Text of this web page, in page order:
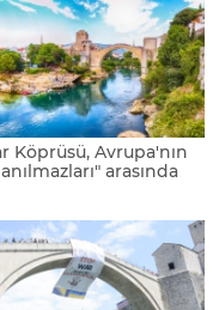
Köprüsü, Avrupa'nın
arasında